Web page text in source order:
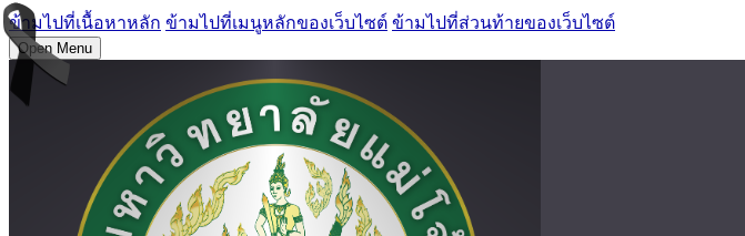
ข้ามไปที่เนื้อหาหลัก ข้ามไปที่เมนูหลักของเว็บไซต์ ข้ามไปที่ส่วนท้ายของเว็บไซต์
Open Menu